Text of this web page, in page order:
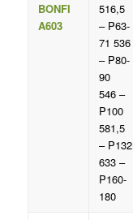
BONFI
A603
516,5
– P63-
71 536
– P80-
90
546 –
P100
581,5
– P132
633 –
P160-
180